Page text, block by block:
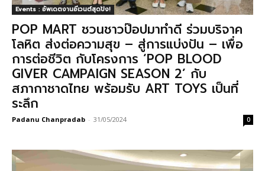
Events : อัพเดตงานอีเวนต์สุดปัง!
POP MART ชวนชาวป๊อปมาทำดี ร่วมบริจาค
โลหิต ส่งต่อความสุข – สู่การแบ่งปัน – เพื่อ
การต่อชีวิต กับโครงการ ‘POP BLOOD
GIVER CAMPAIGN SEASON 2’ กับ
สภากาชาดไทย พร้อมรับ ART TOYS เป็นที่
ระลึก
Padanu Chanpradab - 31/05/2024 0